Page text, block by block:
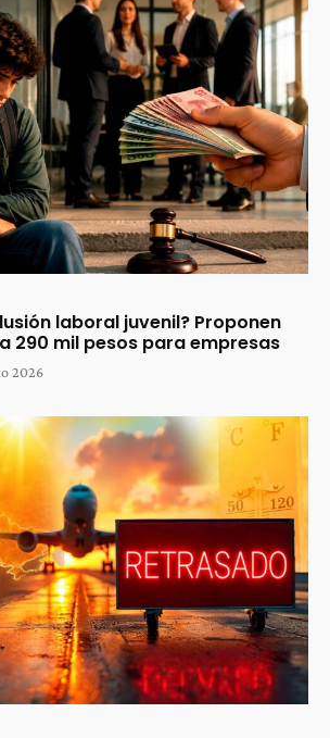
laboral juvenil? Proponen
290 mil pesos para empresas
2026